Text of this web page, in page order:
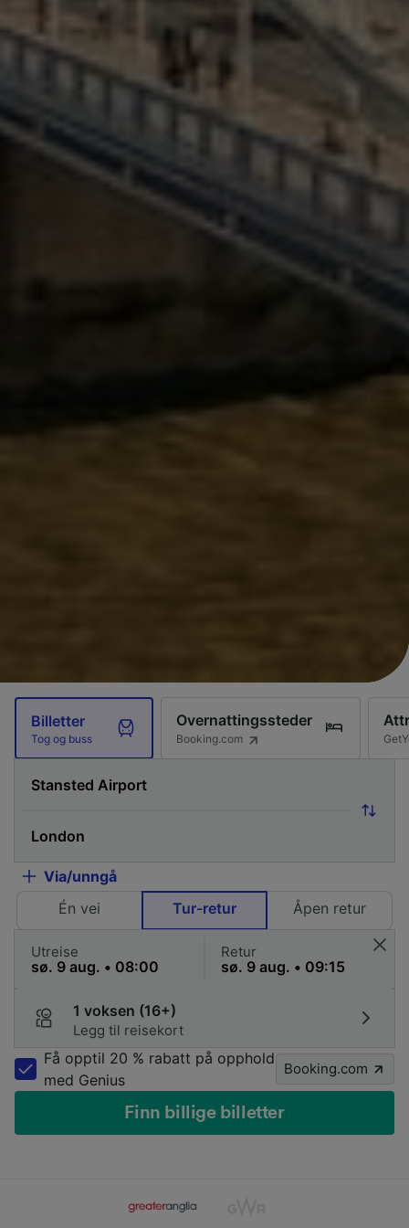
Billetter
Tog og buss
Overnattingssteder
Booking.com
Via/unngå
Én vei
Tur-retur Åpen retur
Utreise Retur
1 voksen (16+)
Legg til reisekort
Få opptil 20 % rabatt på opphold
med Genius
Booking.com
Finn billige billetter